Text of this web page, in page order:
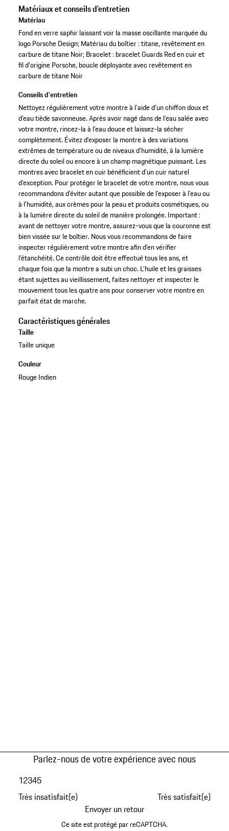
Matériaux et conseils d'entretien
Matériau
Fond en verre saphir laissant voir la masse oscillante marquée du
logo Porsche Design; Matériau du boîtier : titane, revêtement en
carbure de titane Noir; Bracelet : bracelet Guards Red en cuir et
fil d'origine Porsche, boucle déployante avec revêtement en
carbure de titane Noir
Conseils d'entretien
Nettoyez régulièrement votre montre à l’aide d’un chiffon doux et
d’eau tiède savonneuse. Après avoir nagé dans de l’eau salée avec
votre montre, rincez-la à l’eau douce et laissez-la sécher
complètement. Évitez d’exposer la montre à des variations
extrêmes de température ou de niveaux d’humidité, à la lumière
directe du soleil ou encore à un champ magnétique puissant. Les
montres avec bracelet en cuir bénéficient d’un cuir naturel
d’exception. Pour protéger le bracelet de votre montre, nous vous
recommandons d’éviter autant que possible de l’exposer à l’eau ou
à l’humidité, aux crèmes pour la peau et produits cosmétiques, ou
à la lumière directe du soleil de manière prolongée. Important :
avant de nettoyer votre montre, assurez-vous que la couronne est
bien vissée sur le boîtier. Nous vous recommandons de faire
inspecter régulièrement votre montre afin d’en vérifier
l’étanchéité. Ce contrôle doit être effectué tous les ans, et
chaque fois que la montre a subi un choc. L’huile et les graisses
étant sujettes au vieillissement, faites nettoyer et inspecter le
mouvement tous les quatre ans pour conserver votre montre en
parfait état de marche.
Caractéristiques générales
Taille
Taille unique
Couleur
Rouge Indien
Parlez-nous de votre expérience avec nous
Très insatisfait(e)
12345
Très satisfait(e)
Envoyer un retour
Ce site est protégé par reCAPTCHA.